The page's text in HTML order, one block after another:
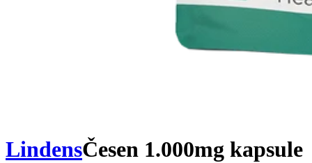
LindensČesen 1.000mg kapsule